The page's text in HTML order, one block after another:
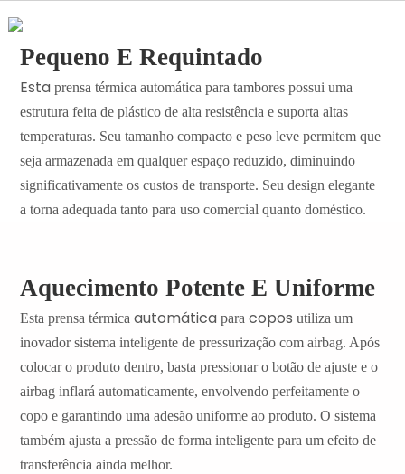
Pequeno E Requintado
Estaprensa térmica automática para tambores possui uma
estrutura feita de plástico de alta resistência e suporta altas
temperaturas. Seu tamanho compacto e peso leve permitem que
seja armazenada em qualquer espaço reduzido, diminuindo
significativamente os custos de transporte. Seu design elegante
a torna adequada tanto para uso comercial quanto doméstico.
Aquecimento Potente E Uniforme
Esta prensa térmica automáticapara coposutiliza um
inovador sistema inteligente de pressurização com airbag. Após
colocar o produto dentro, basta pressionar o botão de ajuste e o
airbag inflará automaticamente, envolvendo perfeitamente o
copo e garantindo uma adesão uniforme ao produto. O sistema
também ajusta a pressão de forma inteligente para um efeito de
transferência ainda melhor.